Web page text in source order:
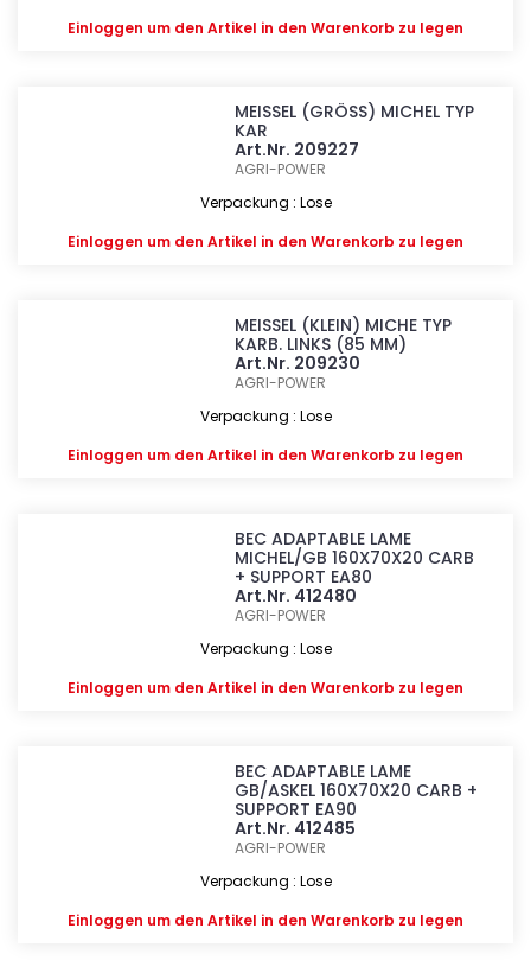
Einloggen um den Artikel in den Warenkorb zu legen
MEISSEL (GRÖSS) MICHEL TYP
KAR
Art.Nr. 209227
AGRI-POWER
Verpackung : Lose
Einloggen um den Artikel in den Warenkorb zu legen
MEISSEL (KLEIN) MICHE TYP
KARB. LINKS (85 MM)
Art.Nr. 209230
AGRI-POWER
Verpackung : Lose
Einloggen um den Artikel in den Warenkorb zu legen
BEC ADAPTABLE LAME
MICHEL/GB 160X70X20 CARB
+ SUPPORT EA80
Art.Nr. 412480
AGRI-POWER
Verpackung : Lose
Einloggen um den Artikel in den Warenkorb zu legen
BEC ADAPTABLE LAME
GB/ASKEL 160X70X20 CARB +
SUPPORT EA90
Art.Nr. 412485
AGRI-POWER
Verpackung : Lose
Einloggen um den Artikel in den Warenkorb zu legen